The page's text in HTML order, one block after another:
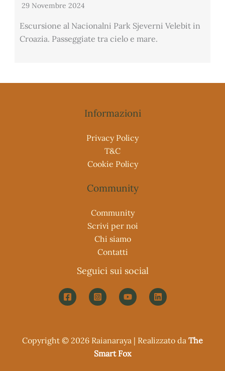
29 Novembre 2024
Escursione al Nacionalni Park Sjeverni Velebit in
Croazia. Passeggiate tra cielo e mare.
Informazioni
Privacy Policy
T&C
Cookie Policy
Community
Community
Scrivi per noi
Chi siamo
Contatti
Seguici sui social
Copyright © 2026 Raianaraya | Realizzato da The
Smart Fox